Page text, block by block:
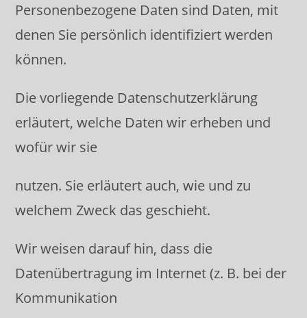
Personenbezogene Daten sind Daten, mit
denen Sie persönlich identifiziert werden
können.
Die vorliegende Datenschutzerklärung
erläutert, welche Daten wir erheben und
wofür wir sie
nutzen. Sie erläutert auch, wie und zu
welchem Zweck das geschieht.
Wir weisen darauf hin, dass die
Datenübertragung im Internet (z. B. bei der
Kommunikation